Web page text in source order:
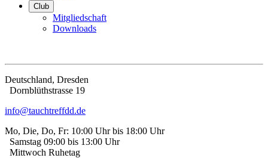
Club
Mitgliedschaft
Downloads
Deutschland, Dresden
Dorn­blüth­strasse 19
info@tauchtreffdd.de
Mo, Die, Do, Fr: 10:00 Uhr bis 18:00 Uhr
Samstag 09:00 bis 13:00 Uhr
Mittwoch Ruhetag